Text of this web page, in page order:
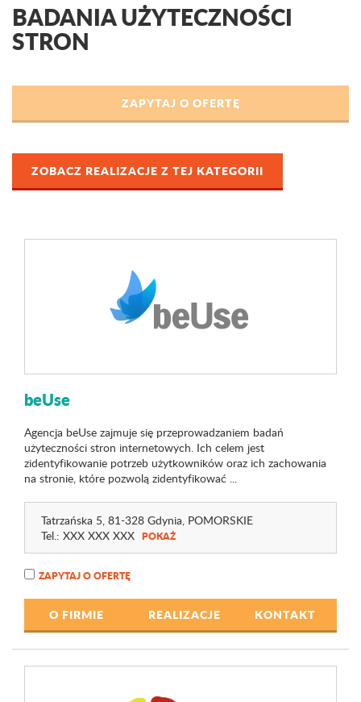
BADANIA UŻYTECZNOŚCI
STRON
ZOBACZ REALIZACJE Z TEJ KATEGORII
beUse
Agencja beUse zajmuje się przeprowadzaniem badań
użyteczności stron internetowych. Ich celem jest
zidentyfikowanie potrzeb użytkowników oraz ich zachowania
na stronie, które pozwolą zidentyfikować ...
Tatrzańska 5, 81-328 Gdynia, POMORSKIE
Tel.: XXX XXX XXX POKAŻ
ZAPYTAJ O OFERTĘ
O FIRMIE REALIZACJE KONTAKT